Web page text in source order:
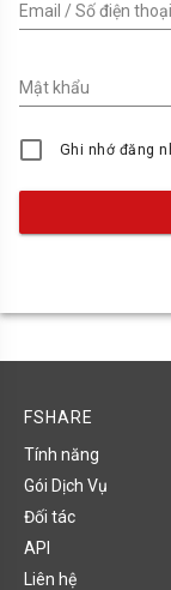
Email / Số điện thoại
Mật khẩu
Ghi nhớ đăng
FSHARE
Tính năng
Gói Dịch Vụ
Đối tác
API
Liên hệ